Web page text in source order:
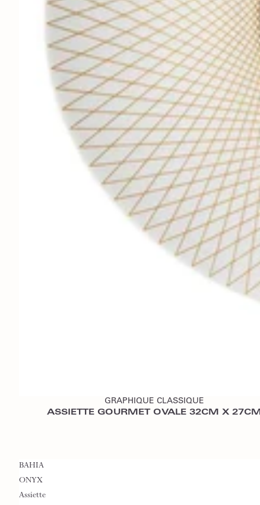
GRAPHIQUE CLASSIQUE
ASSIETTE GOURMET OVALE 32CM X 27CM
BAHIA
ONYX
Assiette